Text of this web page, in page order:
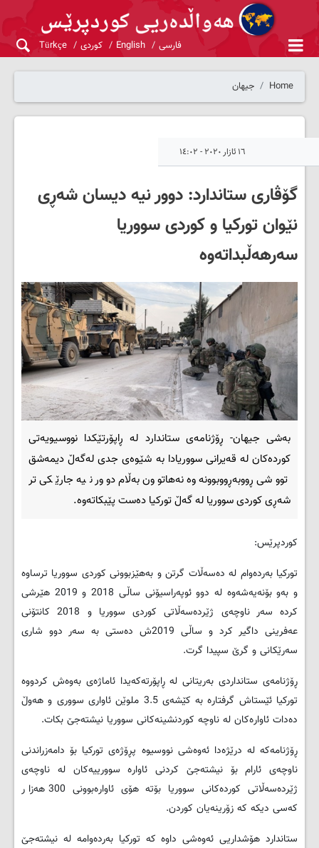
فارسی English کوردی Türkçe
Home جیهان
١٦ ئازار ٢٠٢٠ - ١٤:٠٢
گۆڤاری ستاندارد: دوور نیە دیسان شەڕی
نێوان تورکیا و کوردی سووریا
سەرهەڵبداتەوە
بەشی جیهان- ڕۆژنامەی ستاندارد لە ڕاپۆرتێکدا نووسیویەتی
کوردەکان لە قەیرانی سووریادا بە شێوەی جدی لەگەڵ دیمەشق
تووشی ڕووبەڕووبوونەوە نەهاتوون بەڵام دوور نیە جارێکی تر
شەڕی کوردی سووریا لە گەڵ تورکیا دەست پێبکاتەوە.
کوردپرێس:
تورکیا بەردەوام لە دەسەڵات گرتن و بەهێزبوونی کوردی سووریا ترساوە
و بەو بۆنەیەشەوە لە دوو ئوپەراسیۆنی ساڵی 2018 و 2019 هێرشی
کردە سەر ناوچەی ژێردەسەڵاتی کوردی سووریا و 2018 کانتۆنی
عەفرینی داگیر کرد و ساڵی 2019ش دەستی بە سەر دوو شاری
سەرێکانی و گرێ سپیدا گرت.
ڕۆژنامەی ستانداردی بەریتانی لە ڕاپۆرتەکەیدا ئاماژەی بەوەش کردووە
تورکیا ئێستاش گرفتارە بە کێشەی 3.5 ملوێن ئاواری سووری و هەوڵ
دەدات ئاوارەکان لە ناوچە کوردنشینەکانی سووریا نیشتەجێ بکات.
ڕۆژنامەکە لە درێژەدا ئەوەشی نووسیوە پڕۆژەی تورکیا بۆ دامەزراندنی
ناوچەی ئارام بۆ نیشتەجێ کردنی ئاوارە سوورییەکان لە ناوچەی
ژێردەسەڵاتی کوردەکانی سووریا بۆتە هۆی ئاوارەبوونی 300 هەزار
کەسی دیکە کە زۆرینەیان کوردن.
ستاندارد هۆشداریی ئەوەشی داوە کە تورکیا بەردەوامە لە نیشتەجێ